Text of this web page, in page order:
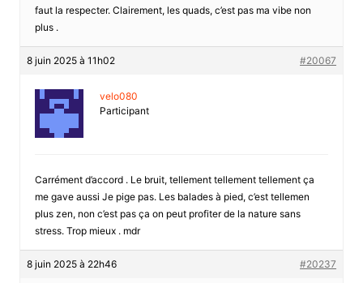
faut la respecter. Clairement, les quads, c’est pas ma vibe non
plus .
8 juin 2025 à 11h02 #20067
velo080
Participant
Carrément d’accord . Le bruit, tellement tellement tellement ça
me gave aussi Je pige pas. Les balades à pied, c’est tellemen
plus zen, non c’est pas ça on peut profiter de la nature sans
stress. Trop mieux . mdr
8 juin 2025 à 22h46 #20237